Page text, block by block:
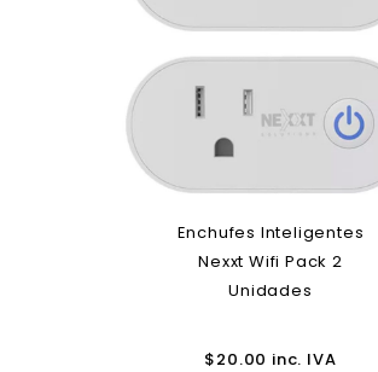
Enchufes Inteligentes
Nexxt Wifi Pack 2
Unidades
$20.00 inc. IVA